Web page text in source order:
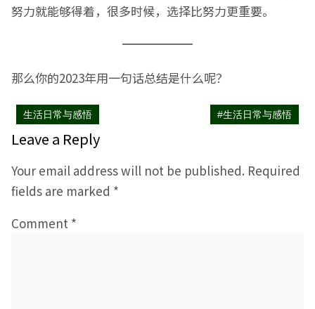
努力就能够得着，很多时候，选择比努力更重要。
那么你的2023年用一句话总结是什么呢？
生活日常与感悟 #生活日常与感悟
Leave a Reply
Your email address will not be published. Required
fields are marked *
Comment *